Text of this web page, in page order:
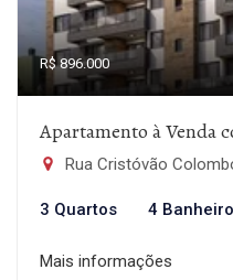
R$ 896.000
Apartamento à Venda
Rua Cristóvão Colombo,
3 Quartos 4
Mais informações